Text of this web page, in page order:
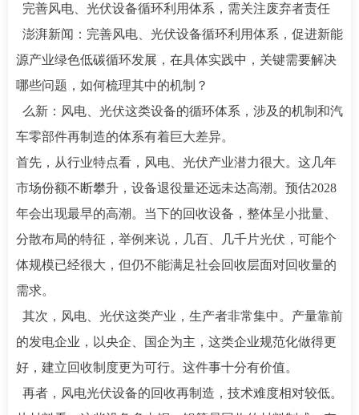
完善风电、光伏设备循环利用体系，需关注废弃者责任
澎湃新闻：完善风电、光伏设备循环利用体系，促进新能
源产业绿色低碳循环发展，在具体实践中，关键需要解决
哪些问题，如何梳理其中的机制？
么新：风电、光伏这类设备的循环体系，涉及的机制和汽
车零部件再制造的体系有着巨大差异。
首先，从行业特点看，风电、光伏产业潜力很大。这几年
市场份额不断攀升，设备退役量还远未达高潮。预估2028
年会出现最早的高潮。当下的回收设备，整体呈小批量、
分散布局的特征，举例来说，几百、几千片光伏，可能个
体规模已经很大，但仍不能满足社会回收层面对回收量的
需求。
其次，风电、光伏这类产业，生产者非常集中。产量靠前
的发电企业，以央企、国企为主，这类企业规范化做得更
好，建立回收制度更为可行。这件事十分有价值。
再者，风电光伏设备的回收再制造，技术难度相对较低。